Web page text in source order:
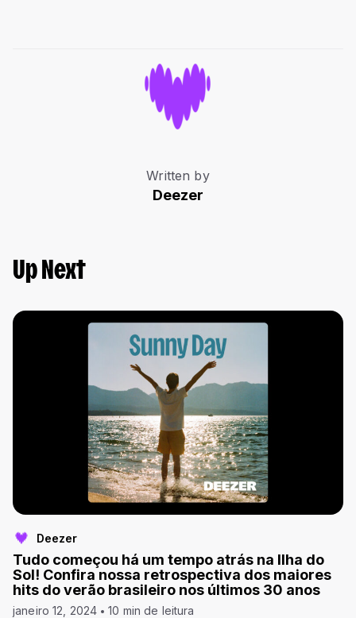
Written by
Deezer
Up Next
Deezer
Tudo começou há um tempo atrás na Ilha do
Sol! Confira nossa retrospectiva dos maiores
hits do verão brasileiro nos últimos 30 anos
janeiro 12, 2024 10 min de leitura